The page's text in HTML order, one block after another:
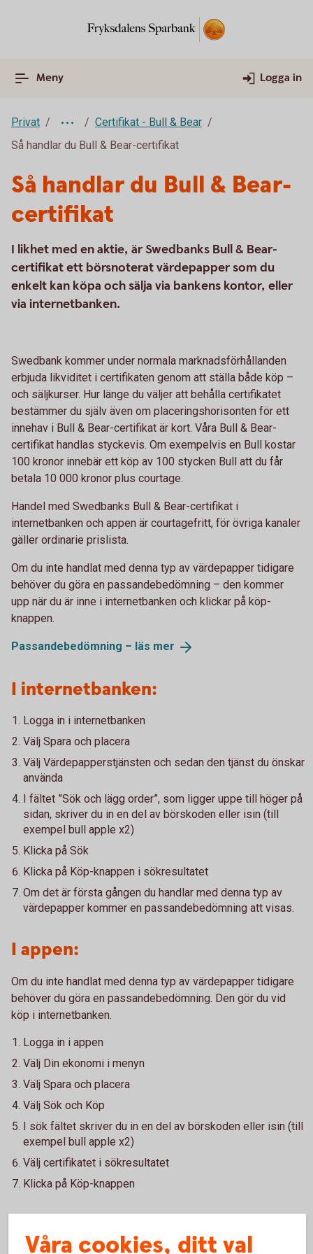
Meny Logga in
Privat
Certifikat - Bull & Bear
Så handlar du Bull & Bear-certifikat
Så handlar du Bull & Bear-
certifikat
I likhet med en aktie, är Swedbanks Bull & Bear-
certifikat ett börsnoterat värdepapper som du
enkelt kan köpa och sälja via bankens kontor, eller
via internetbanken.
Swedbank kommer under normala marknadsförhållanden
erbjuda likviditet i certifikaten genom att ställa både köp –
och säljkurser. Hur länge du väljer att behålla certifikatet
bestämmer du själv även om placeringshorisonten för ett
innehav i Bull & Bear-certifikat är kort. Våra Bull & Bear-
certifikat handlas styckevis. Om exempelvis en Bull kostar
100 kronor innebär ett köp av 100 stycken Bull att du får
betala 10 000 kronor plus courtage.
Handel med Swedbanks Bull & Bear-certifikat i
internetbanken och appen är courtagefritt, för övriga kanaler
gäller ordinarie prislista.
Om du inte handlat med denna typ av värdepapper tidigare
behöver du göra en passandebedömning – den kommer
upp när du är inne i internetbanken och klickar på köp-
knappen.
Passandebedömning – läs mer
I internetbanken:
Logga in i internetbanken
Välj Spara och placera
Välj Värdepapperstjänsten och sedan den tjänst du önskar
använda
I fältet ”Sök och lägg order”, som ligger uppe till höger på
sidan, skriver du in en del av börskoden eller isin (till
exempel bull apple x2)
Klicka på Sök
Klicka på Köp-knappen i sökresultatet
Om det är första gången du handlar med denna typ av
värdepapper kommer en passandebedömning att visas.
I appen:
Om du inte handlat med denna typ av värdepapper tidigare
behöver du göra en passandebedömning. Den gör du vid
köp i internetbanken.
Logga in i appen
Välj Din ekonomi i menyn
Välj Spara och placera
Välj Sök och Köp
I sök fältet skriver du in en del av börskoden eller isin (till
exempel bull apple x2)
Välj certifikatet i sökresultatet
Klicka på Köp-knappen
Våra cookies, ditt val